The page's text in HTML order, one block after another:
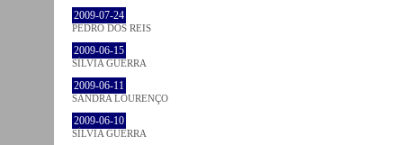
2009-07-24
PEDRO DOS REIS
2009-06-15
SÍLVIA GUERRA
2009-06-11
SANDRA LOURENÇO
2009-06-10
SÍLVIA GUERRA